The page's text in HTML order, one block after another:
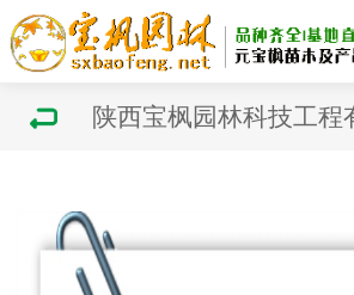
陕西宝枫园林科技工程